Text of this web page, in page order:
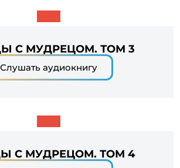
С МУДРЕЦОМ. ТОМ 3
Слушать аудиокнигу
С МУДРЕЦОМ. ТОМ 4